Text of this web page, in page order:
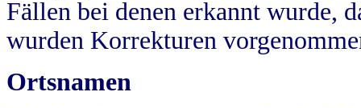
Fällen bei denen erkannt wurde,
wurden Korrekturen
Ortsnamen